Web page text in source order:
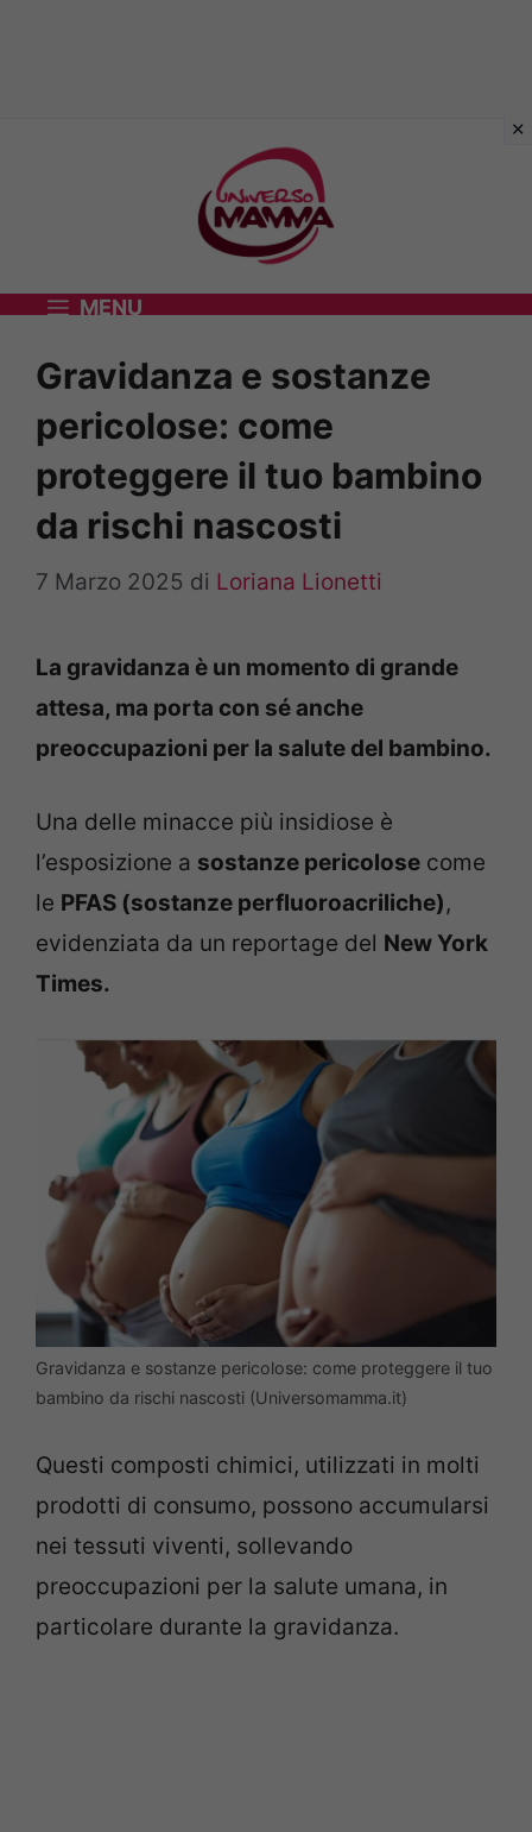
MENU
Gravidanza e sostanze
pericolose: come
proteggere il tuo bambino
da rischi nascosti
7 Marzo 2025 di Loriana Lionetti
La gravidanza è un momento di grande
attesa, ma porta con sé anche
preoccupazioni per la salute del bambino.
Una delle minacce più insidiose è
l’esposizione a sostanze pericolose come
le PFAS (sostanze perfluoroacriliche),
evidenziata da un reportage del New York
Times.
Gravidanza e sostanze pericolose: come proteggere il tuo
bambino da rischi nascosti (Universomamma.it)
Questi composti chimici, utilizzati in molti
prodotti di consumo, possono accumularsi
nei tessuti viventi, sollevando
preoccupazioni per la salute umana, in
particolare durante la gravidanza.